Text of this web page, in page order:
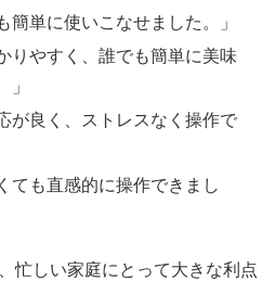
簡単に使いこなせました。」
りやすく、誰でも簡単に美味
」
が良く、ストレスなく操作で
ても直感的に操作できまし
忙しい家庭にとって大きな利点